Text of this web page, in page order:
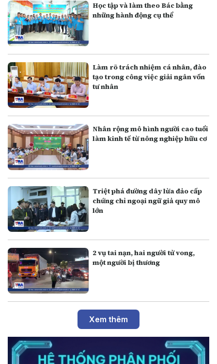
Học tập và làm theo Bác bằng
những hành động cụ thể
Làm rõ trách nhiệm cá nhân, đào
tạo trong công việc giải ngân vốn
tư nhân
Nhân rộng mô hình người cao tuổi
làm kinh tế từ nông nghiệp hữu cơ
Triệt phá đường dây lừa đảo cấp
chứng chỉ ngoại ngữ giả quy mô
lớn
2 vụ tai nạn, hai người tử vong,
một người bị thương
Xem thêm